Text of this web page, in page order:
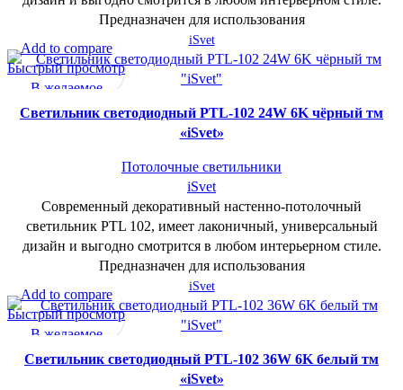
Предназначен для использования
iSvet
Add to compare
Быстрый просмотр
В желаемое
Cветильник светодиодный PTL-102 24W 6K чёрный тм
«iSvet»
Потолочные светильники
iSvet
Современный декоративный настенно-потолочный
светильник PTL 102, имеет лаконичный, универсальный
дизайн и выгодно смотрится в любом интерьерном стиле.
Предназначен для использования
iSvet
Add to compare
Быстрый просмотр
В желаемое
Cветильник светодиодный PTL-102 36W 6K белый тм
«iSvet»